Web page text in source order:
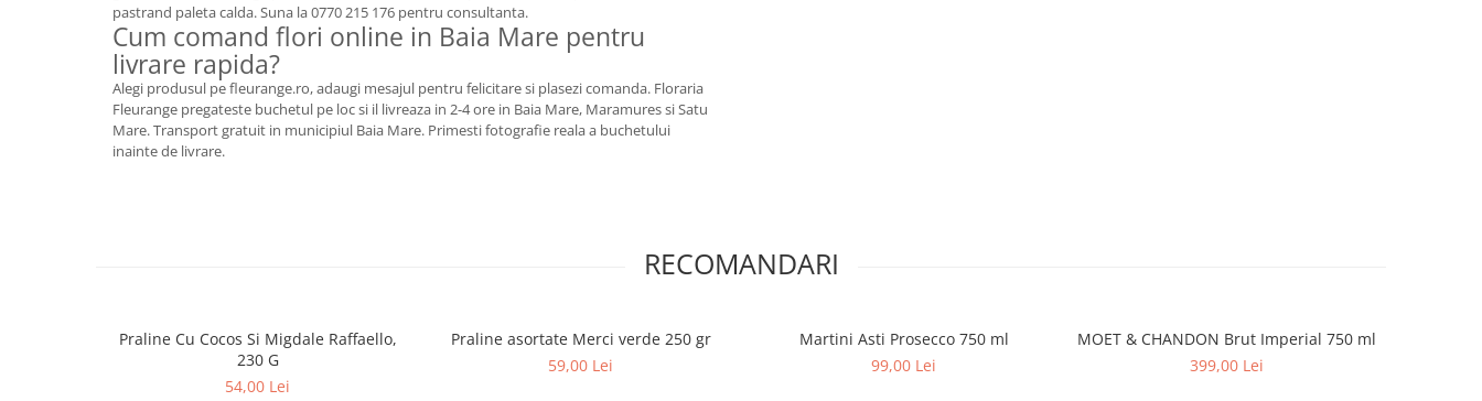
pastrand paleta calda. Suna la 0770 215 176 pentru consultanta.
Cum comand flori online in Baia Mare pentru
livrare rapida?
Alegi produsul pe fleurange.ro, adaugi mesajul pentru felicitare si plasezi comanda. Floraria
Fleurange pregateste buchetul pe loc si il livreaza in 2-4 ore in Baia Mare, Maramures si Satu
Mare. Transport gratuit in municipiul Baia Mare. Primesti fotografie reala a buchetului
inainte de livrare.
RECOMANDARI
Praline Cu Cocos Si Migdale Raffaello,
230 G
54,00 Lei
Praline asortate Merci verde 250 gr
59,00 Lei
Martini Asti Prosecco 750 ml
99,00 Lei
MOET & CHANDON Brut Imperial 750 ml
399,00 Lei